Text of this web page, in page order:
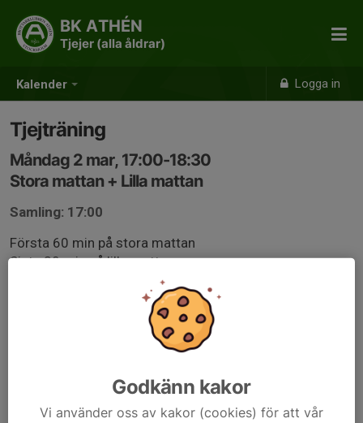
Kalender Logga in
BK ATHÉN
Tjejer (alla åldrar)
Tjejträning
Måndag 2 mar, 17:00-18:30
Stora mattan + Lilla mattan
Samling: 17:00
Första 60 min på stora mattan
Sista 30 min på lilla mattan
Godkänn kakor
Vi använder oss av kakor (cookies) för att vår